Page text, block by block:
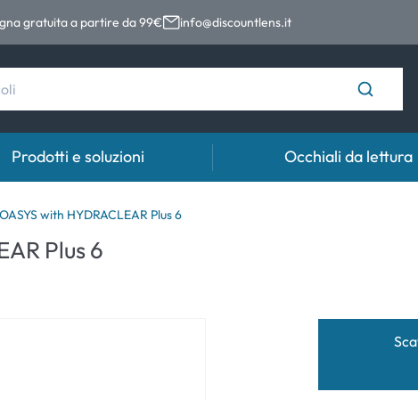
gratuita a partire da 99€ info@discountlens.it
Tempo di usura
Prodotti e soluzioni
Soluzioni
Occhiali da lettura
with HYDRACLEAR Plus 6
Plus 6